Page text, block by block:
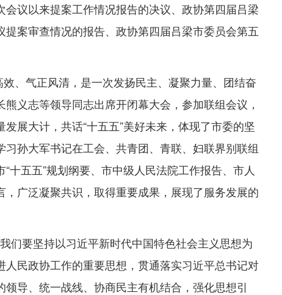
议以来提案工作情况报告的决议、政协第四届吕梁
案审查情况的报告、政协第四届吕梁市委员会第五
、气正风清，是一次发扬民主、凝聚力量、团结奋
义志等领导同志出席开闭幕大会，参加联组会议，
展大计，共话“十五五”美好未来，体现了市委的坚
孙大军书记在工会、共青团、青联、妇联界别联组
十五五”规划纲要、市中级人民法院工作报告、市人
广泛凝聚共识，取得重要成果，展现了服务发展的
们要坚持以习近平新时代中国特色社会主义思想为
民政协工作的重要思想，贯通落实习近平总书记对
导、统一战线、协商民主有机结合，强化思想引